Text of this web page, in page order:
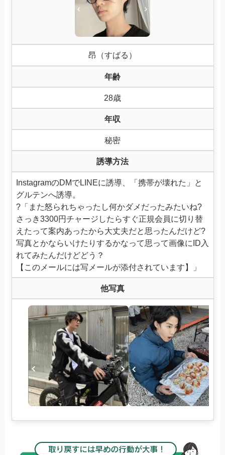
昂（すばる）
年齢
28歳
年収
秘密
誘導方法
InstagramのDMでLINEに誘導、「携帯が壊れた」と
グルテンへ誘導。
?「また怒られちゃったし何かダメだったみたいね?
さっき3300円チャージしたらすぐ正規会員に切り替
えたって案内あったから大丈夫だと思ったんだけど?
写真とかならいけたりするかなって思って画像にID入
れてみたんだけどどう？
【このメールには写メールが添付されています】」
他写真